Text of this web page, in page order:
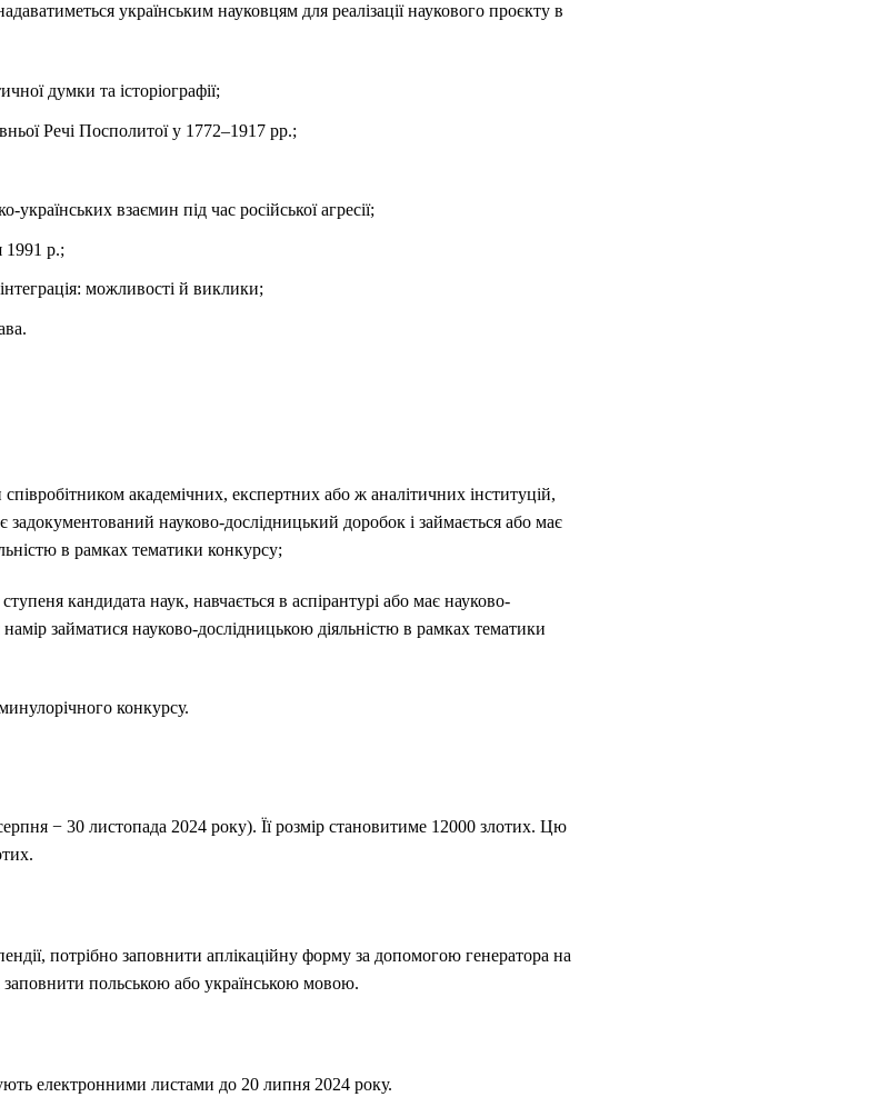
українським науковцям для реалізації наукового проєкту в
думки та історіографії;
Речі Посполитої у 1772–1917 рр.;
взаємин під час російської агресії;
1991 р.;
можливості й виклики;
академічних, експертних або ж аналітичних інституцій,
задокументований науково-дослідницький доробок і займається або має
в рамках тематики конкурсу;
кандидата наук, навчається в аспірантурі або має науково-
займатися науково-дослідницькою діяльністю в рамках тематики
конкурсу.
− 30 листопада 2024 року). Її розмір становитиме 12000 злотих. Цю
потрібно заповнити аплікаційну форму за допомогою генератора на
польською або українською мовою.
електронними листами до 20 липня 2024 року.